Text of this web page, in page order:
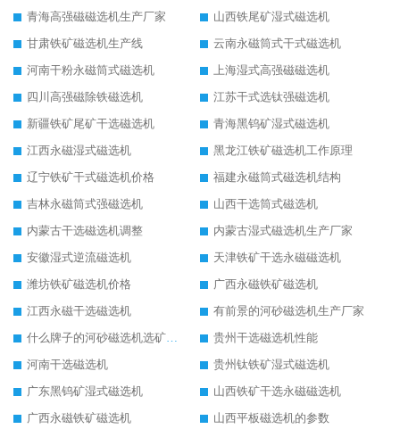
青海高强磁磁选机生产厂家
山西铁尾矿湿式磁选机
甘肃铁矿磁选机生产线
云南永磁筒式干式磁选机
河南干粉永磁筒式磁选机
上海湿式高强磁磁选机
四川高强磁除铁磁选机
江苏干式选钛强磁选机
新疆铁矿尾矿干选磁选机
青海黑钨矿湿式磁选机
江西永磁湿式磁选机
黑龙江铁矿磁选机工作原理
辽宁铁矿干式磁选机价格
福建永磁筒式磁选机结构
吉林永磁筒式强磁选机
山西干选筒式磁选机
内蒙古干选磁选机调整
内蒙古湿式磁选机生产厂家
安徽湿式逆流磁选机
天津铁矿干选永磁磁选机
潍坊铁矿磁选机价格
广西永磁铁矿磁选机
江西永磁干选磁选机
有前景的河砂磁选机生产厂家
什么牌子的河砂磁选机选矿效果好
贵州干选磁选机性能
河南干选磁选机
贵州钛铁矿湿式磁选机
广东黑钨矿湿式磁选机
山西铁矿干选永磁磁选机
广西永磁铁矿磁选机
山西平板磁选机的参数